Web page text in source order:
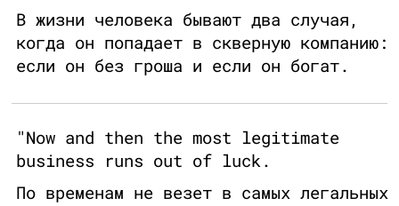
В жизни человека бывают два случая,
когда он попадает в скверную компанию:
если он без гроша и если он богат.
"Now and then the most legitimate
business runs out of luck.
По временам не везет в самых легальных